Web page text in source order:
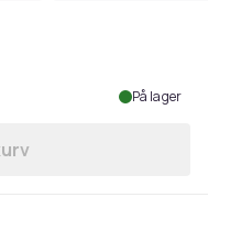
På lager
Wars Womens/Ladies